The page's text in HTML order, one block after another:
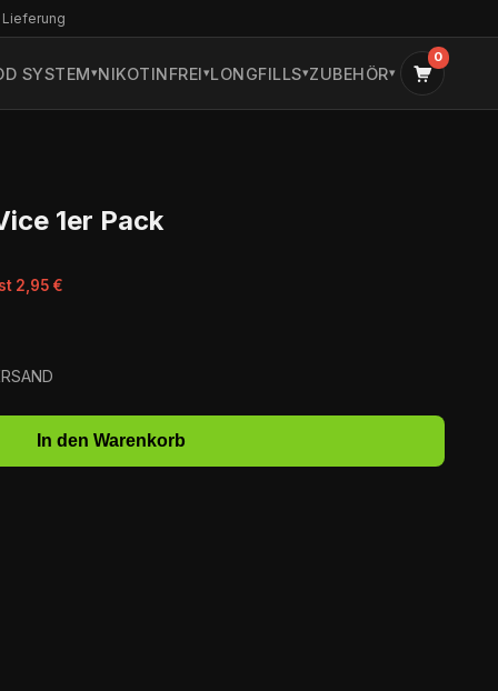
SYSTEM NIKOTINFREI LONGFILLS ZUBEHÖR
0
1er Pack
2,95 €
In den Warenkorb